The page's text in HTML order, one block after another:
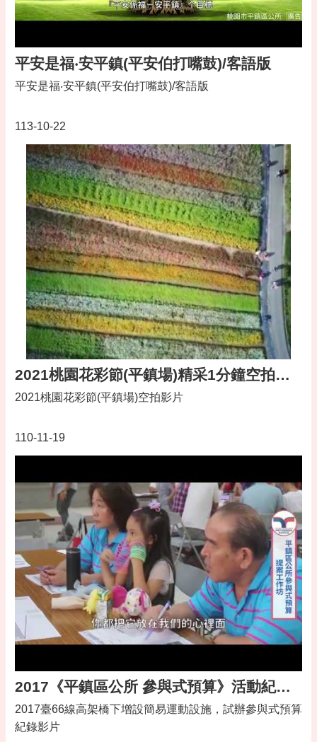
平安是福‧安平鎮(平安伯打嘴鼓)/客語版
113-10-22
平安是福‧安平鎮(平安伯打嘴鼓)/客語版
2021桃園花彩節(平鎮場)精采1分鐘空拍影片
110-11-19
2021桃園花彩節(平鎮場)空拍影片
2017《平鎮區公所 參與式預算》活動紀錄影片
2017臺66線高架橋下增設簡易運動設施，試辦參與式預算
紀錄影片